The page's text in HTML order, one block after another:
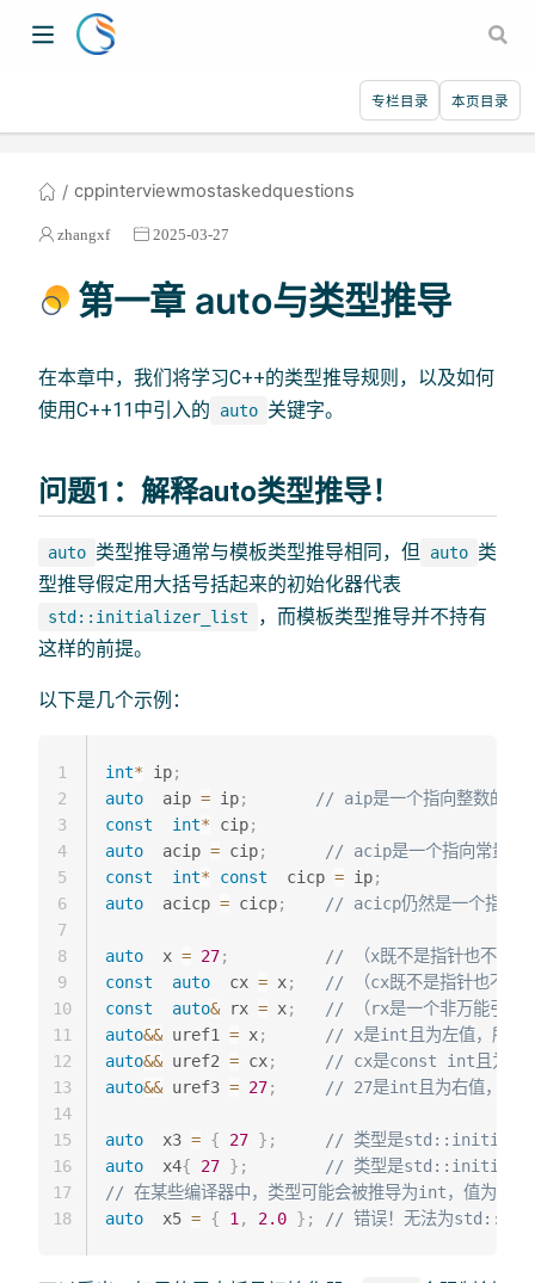
专栏目录 本页目录
cppinterviewmostaskedquestions
zhangxf 2025-03-27
第一章 auto与类型推导
在本章中，我们将学习C++的类型推导规则，以及如何
使用C++11中引入的
auto 关键字。
问题1：解释auto类型推导！
auto 类型推导通常与模板类型推导相同，但 auto 类
型推导假定用大括号括起来的初始化器代表
std::initializer_list
，而模板类型推导并不持有
这样的前提。
以下是几个示例：
int* ip;
auto
  aip
= ip;
// aip是一个指向整数的指
const
int* cip;
auto
  acip
= cip;
// acip是一个指向常量整
const
int* const
  cicp
= ip;
auto
  acicp
= cicp; // acicp仍然是一个指向常
auto
  x
= 27;
// （x既不是指针也不是
const
auto
  cx
= x;
// （cx既不是指针也不是
const
auto& rx = x;
// （rx是一个非万能引用
auto&& uref1 = x;
// x是int且为左值，所以
auto&& uref2 = cx;
// cx是const int且为左
auto&& uref3 = 27; // 27是int且为右值，所
auto
  x3
= { 27 } ;
// 类型是
auto
  x4
{ 27 } ;
// 类型是
// 在某些编译器中，类型可能会被推导为int，值为27。
auto
  x5
= { 1 , 2.0 } ; // 错误！无法为
1
2
3
4
5
6
7
8
9
10
11
12
13
14
15
16
17
18